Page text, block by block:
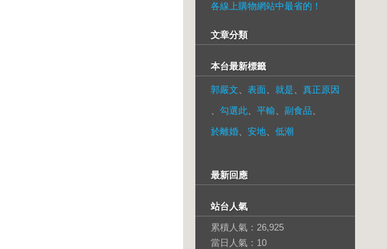
各線上購物網站中最省的！
文章分類
本台最新標籤
郭嚴文 表面 就是
真正原因
勾選此 平輸 副食品
於離婚
安地 低潮
最新回應
站台人氣
累積人氣： 26,925
當日人氣： 10